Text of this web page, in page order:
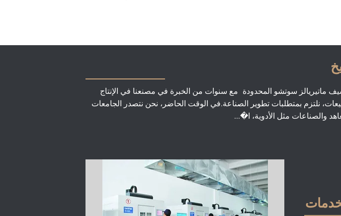
ماتيريالز سوتشو المحدودة مع سنوات من الخبرة في مصنعنا في الإنتاج
نلتزم بمتطلبات تطوير الصناعة.في الوقت الحاضر، نحن نتصدر الجامعات
والصناعات مثل الأدوية، ا�...